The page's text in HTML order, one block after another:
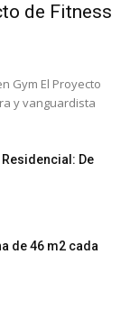
de Fitness
Gym El Proyecto
y vanguardista
De
de 46 m2 cada